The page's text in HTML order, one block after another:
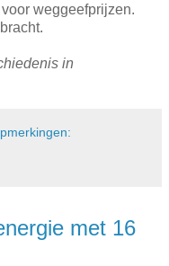
weggeefprijzen.
in
met 16